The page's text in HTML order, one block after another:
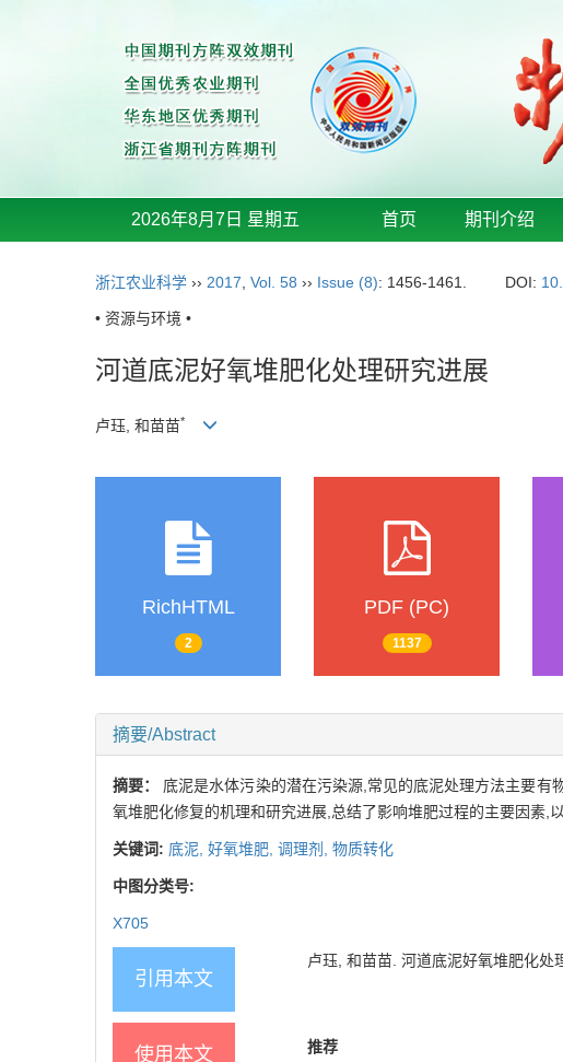
2026年8月7日 星期五 首页 期刊介绍
浙江农业科学 ›› 2017 Vol. 58 ›› Issue (8): 1456-1461. DOI:
• 资源与环境 •
河道底泥好氧堆肥化处理研究进展
卢珏, 和苗苗*
RichHTML
2
PDF (PC)
1137
摘要/Abstract
摘要： 底泥是水体污染的潜在污染源,常见的底泥处理方法主要
氧堆肥化修复的机理和研究进展,总结了影响堆肥过程的主要因素,
关键词: 底泥, 好氧堆肥, 调理剂, 物质转化
中图分类号:
X705
引用本文
卢珏, 和苗苗. 河道底泥好氧堆肥化
使用本文 推荐